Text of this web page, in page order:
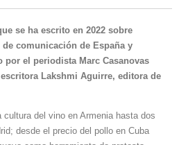
se ha escrito en 2022 sobre
comunicación de España y
por el periodista Marc Casanovas
Lakshmi Aguirre, editora de
del vino en Armenia hasta dos
desde el precio del pollo en Cuba